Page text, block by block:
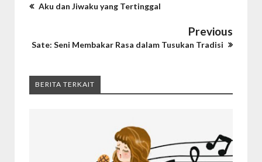
Aku dan Jiwaku yang Tertinggal
Previous
Sate: Seni Membakar Rasa dalam Tusukan Tradisi
BERITA TERKAIT